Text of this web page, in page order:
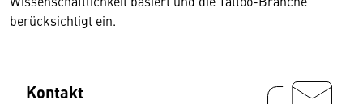
berücksichtigt ein.
Kontakt